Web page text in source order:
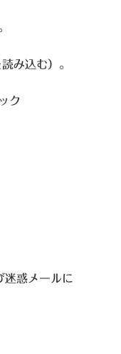
み込む）。
ク
迷惑メールに